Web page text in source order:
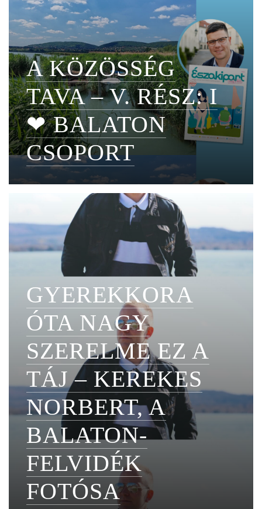
A KÖZÖSSÉG
TAVA – V. RÉSZ: I
❤ BALATON
CSOPORT
GYEREKKORA
ÓTA NAGY
SZERELME EZ A
TÁJ – KEREKES
NORBERT, A
BALATON-
FELVIDÉK
FOTÓSA